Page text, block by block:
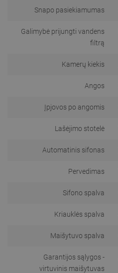
Snapo pasiekiamumas
Galimybė prijungti vandens
filtrą
Kamerų kiekis
Angos
Įpjovos po angomis
Lašėjimo stotelė
Automatinis sifonas
Pervedimas
Sifono spalva
Kriauklės spalva
Maišytuvo spalva
Garantijos sąlygos -
virtuvinis maišytuvas